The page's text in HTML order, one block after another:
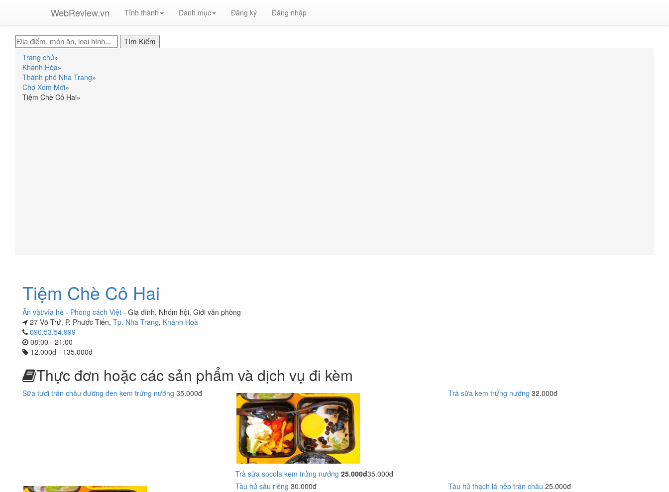
WebReview.vn Tỉnh thành Danh mục Đăng ký Đăng nhập
Trang chủ»
Khánh Hòa»
Thành phố Nha Trang»
Chợ Xóm Mới»
Tiệm Chè Cô Hai»
Tiệm Chè Cô Hai
Ăn vặt/vỉa hè - Phòng cách Việt - Gia đình, Nhóm hội, Giới văn phòng
27 Võ Trứ, P. Phước Tiến, Tp. Nha Trang, Khánh Hoà
090.53.54.999
08:00 - 21:00
12.000đ - 135.000đ
Thực đơn hoặc các sản phẩm và dịch vụ đi kèm
Sữa tươi trân châu đường đen kem trứng nướng 35.000đ
Trà sữa socola kem trứng nướng 25.000đ35.000đ
Trà sữa kem trứng nướng 32.000đ
Tàu hủ sầu riêng 30.000đ Tàu hủ thạch lá nếp trân châu 25.000đ